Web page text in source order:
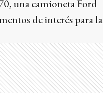
una camioneta Ford
de interés para la